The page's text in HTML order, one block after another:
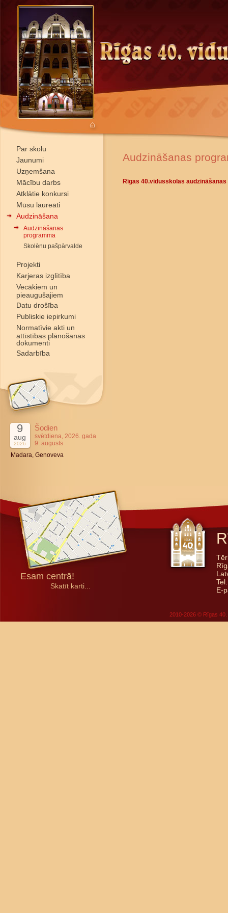
Par skolu
Jaunumi
Uzņemšana
Mācību darbs
Atklātie konkursi
Mūsu laureāti
Audzināšana
Audzināšanas
programma
Skolēnu pašpārvalde
Projekti
Karjeras izglītība
Vecākiem un
pieaugušajiem
Datu drošība
Publiskie iepirkumi
Normatīvie akti un
attīstības plānošanas
dokumenti
Sadarbība
9
aug
2026
Šodien
svētdiena, 2026. gada
9. augusts
Madara, Genoveva
Audzināšanas
Rīgas 40.vidusskolas
Esam centrā!
Skatīt karti...
E-
2010-2026 © Rīgas